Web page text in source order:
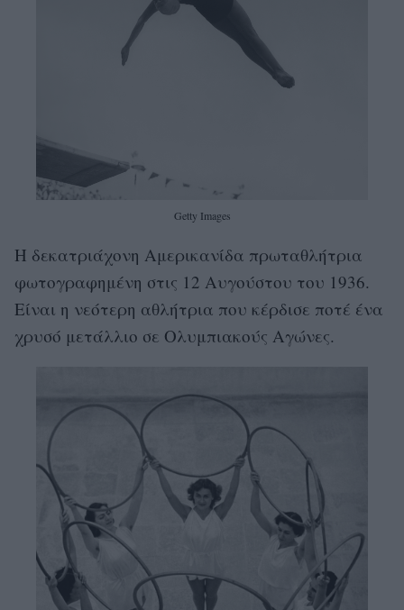
Getty Images
Η δεκατριάχονη Αμερικανίδα πρωταθλήτρια
φωτογραφημένη στις 12 Αυγούστου του 1936.
Είναι η νεότερη αθλήτρια που κέρδισε ποτέ ένα
χρυσό μετάλλιο σε Ολυμπιακούς Αγώνες.